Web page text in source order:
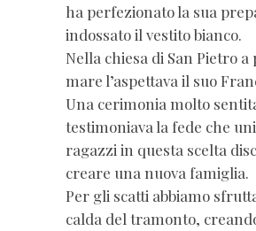
ha perfezionato la sua
indossato il vestito bianco.
Nella chiesa di San Pietro a
mare l’aspettava il suo
Una cerimonia molto
testimoniava la fede che
ragazzi in questa scelta
creare una nuova famiglia.
Per gli scatti abbiamo
calda del tramonto,